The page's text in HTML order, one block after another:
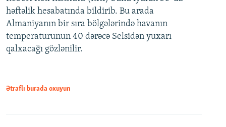
həftəlik hesabatında bildirib. Bu arada
Almaniyanın bir sıra bölgələrində havanın
temperaturunun 40 dərəcə Selsidən yuxarı
qalxacağı gözlənilir.
Ətraflı burada oxuyun